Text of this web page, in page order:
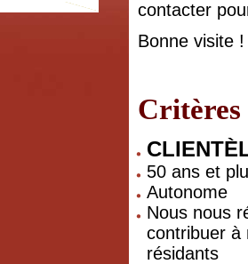
contacter
Bonne visite !
Critères
50 ans et
Autonome
Nous nous
contribuer à
résidants